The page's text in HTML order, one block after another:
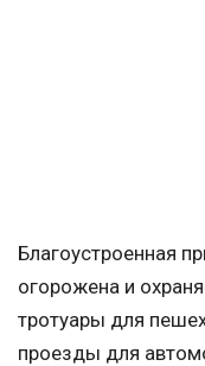
Благоустроенная
огорожена и
тротуары для
проезды для